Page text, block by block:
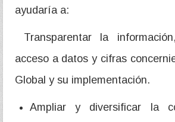
ayudaría a:
Transparentar la
acceso a datos y cifras
Global y su implementación.
Ampliar y diversificar la